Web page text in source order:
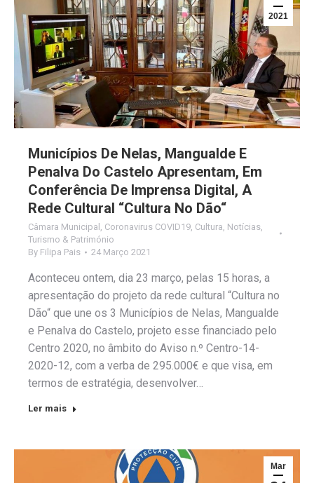
2021
Municípios De Nelas, Mangualde E
Penalva Do Castelo Apresentam, Em
Conferência De Imprensa Digital, A
Rede Cultural “Cultura No Dão“
Câmara Municipal , Coronavirus COVID19, Cultura, Notícias,
Turismo & Património
By Filipa Pais 24 Março 2021
Aconteceu ontem, dia 23 março, pelas 15 horas, a
apresentação do projeto da rede cultural “Cultura no
Dão“ que une os 3 Municípios de Nelas, Mangualde
e Penalva do Castelo, projeto esse financiado pelo
Centro 2020, no âmbito do Aviso n.º Centro-14-
2020-12, com a verba de 295.000€ e que visa, em
termos de estratégia, desenvolver…
Ler mais
Mar